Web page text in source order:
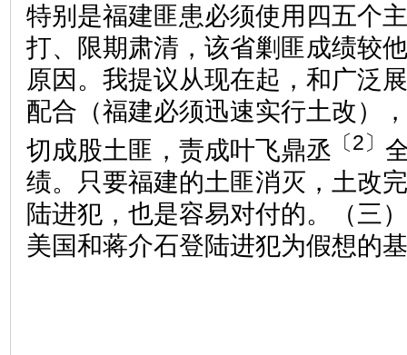
特别是福建匪患必须使用四五个
打、限期肃清，该省剿匪成绩较
原因。我提议从现在起，和广泛
配合（福建必须迅速实行土改）
切成股土匪，责成叶飞鼎丞 〔2〕
绩。只要福建的土匪消灭，土改
陆进犯，也是容易对付的。（三
美国和蒋介石登陆进犯为假想的